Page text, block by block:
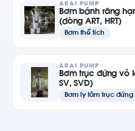
ARAI PUMP
Bơm bánh răng
(dòng ART, HRT)
Bơm thể tích
ARAI PUMP
Bơm trục đứng vỏ
SV, SVD)
Bơm ly tâm trục đứng